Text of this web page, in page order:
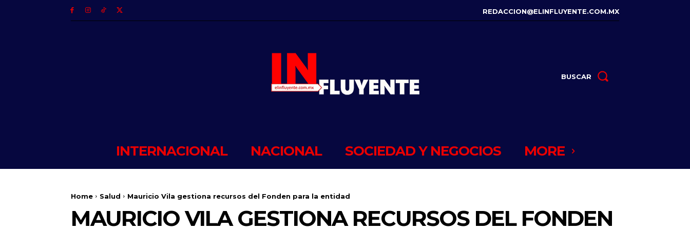
REDACCION@ELINFLUYENTE.COM.MX
BUSCAR
INTERNACIONAL NACIONAL SOCIEDAD Y NEGOCIOS MORE
Home Salud Mauricio Vila gestiona recursos del Fonden para la entidad
MAURICIO VILA GESTIONA RECURSOS DEL FONDEN